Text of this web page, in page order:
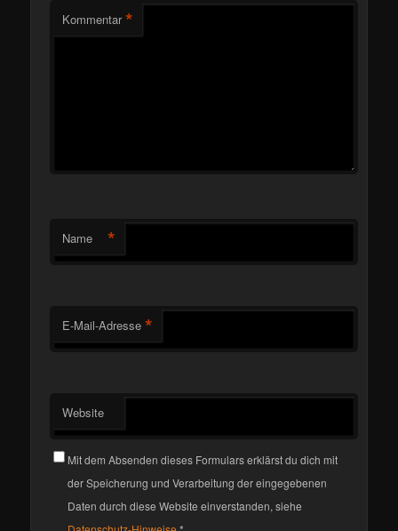
Kommentar *
Name *
E-Mail-Adresse *
Website
Mit dem Absenden dieses Formulars erklärst du dich mit
der Speicherung und Verarbeitung der eingegebenen
Daten durch diese Website einverstanden, siehe